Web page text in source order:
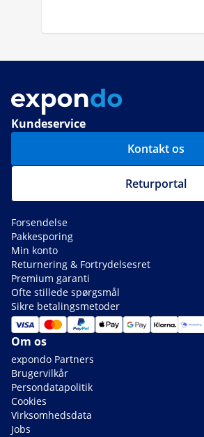
Kundeservice
Kontakt os
Returportal
Forsendelse
Pakkesporing
Min konto
Returnering & Fortrydelsesret
Premium garanti
Ofte stillede spørgsmål
Sikre betalingsmetoder
Om os
expondo Partners
Brugervilkår
Persondatapolitik
Cookies
Virksomhedsdata
Jobs